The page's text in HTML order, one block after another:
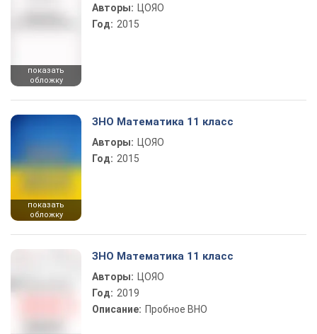
показать
обложку
Авторы: ЦОЯО
Год: 2015
показать
обложку
ЗНО Математика 11 класс
Авторы: ЦОЯО
Год: 2015
ЗНО Математика 11 класс
Авторы: ЦОЯО
Год: 2019
Описание: Пробное ВНО